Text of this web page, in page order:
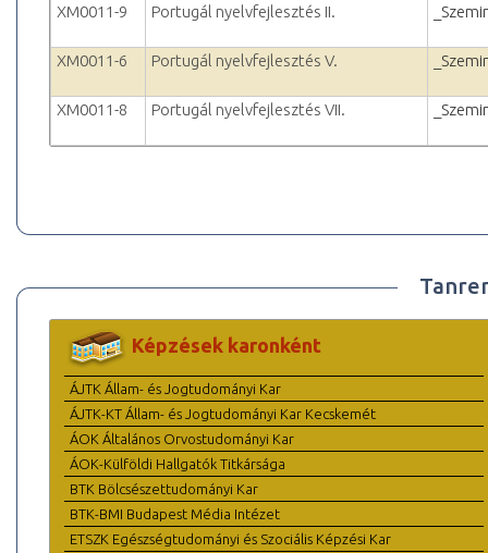
XM0011-9 Portugál nyelvfejlesztés II.
XM0011-6 Portugál nyelvfejlesztés V.
XM0011-8 Portugál nyelvfejlesztés VII.
Képzések karonként
ÁJTK Állam- és Jogtudományi Kar
ÁJTK-KT Állam- és Jogtudományi Kar Kecskemét
ÁOK Általános Orvostudományi Kar
ÁOK-Külföldi Hallgatók Titkársága
BTK Bölcsészettudományi Kar
BTK-BMI Budapest Média Intézet
ETSZK Egészségtudományi és Szociális Képzési Kar